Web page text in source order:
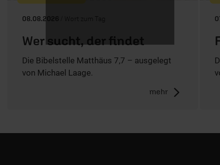
08.08.2026 / Wort zum Tag
Wer sucht, der findet
Die Bibelstelle Matthäus 7,7 – ausgelegt
von Michael Laage.
mehr